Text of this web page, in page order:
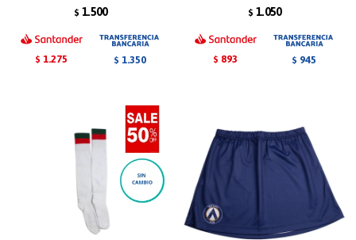
$ 1.500
$ 1.275 $ 1.350
$ 1.050
$ 893 $ 945